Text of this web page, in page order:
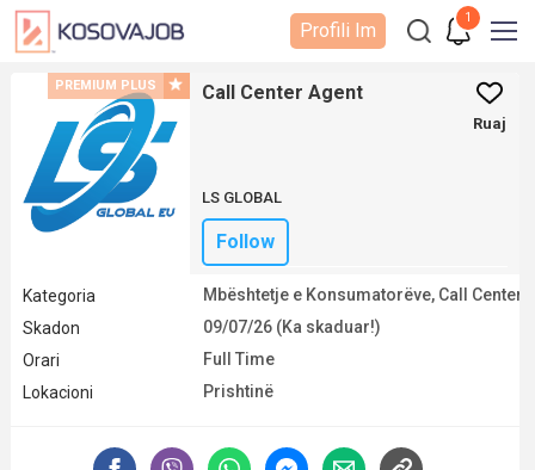
1
Profili Im
PREMIUM PLUS Call Center Agent
Ruaj
LS GLOBAL
Follow
Kategoria
Mbështetje e Konsumatorëve, Call Center
Skadon
09/07/26 (Ka skaduar!)
Orari
Full Time
Lokacioni
Prishtinë